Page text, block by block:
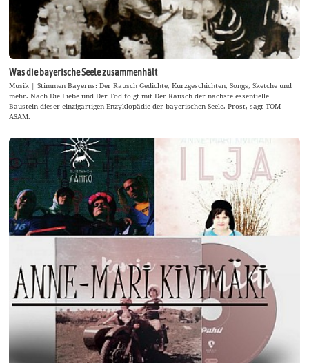
Was die bayerische Seele zusammenhält
Musik | Stimmen Bayerns: Der Rausch Gedichte, Kurzgeschichten, Songs, Sketche und
mehr. Nach Die Liebe und Der Tod folgt mit Der Rausch der nächste essentielle
Baustein dieser einzigartigen Enzyklopädie der bayerischen Seele. Prost, sagt TOM
ASAM.